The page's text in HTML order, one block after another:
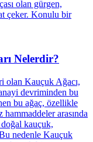
Nelerdir?